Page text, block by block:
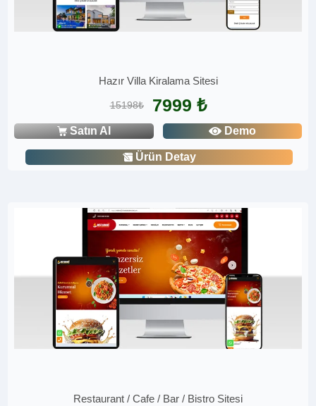
Hazır Villa Kiralama Sitesi
15198₺ 7999 ₺
Satın Al Demo
Ürün Detay
Restaurant / Cafe / Bar / Bistro Sitesi